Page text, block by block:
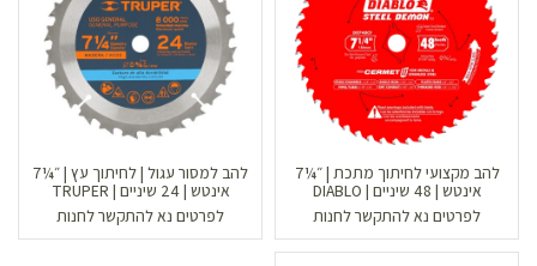
להב מקצועי לחיתוך מתכת | ״¼7
אינטש | 48 שיניים | DIABLO
לפרטים נא להתקשר לחנות
להב למסור עגול | לחיתוך עץ | ״¼7
אינטש | 24 שיניים | TRUPER
לפרטים נא להתקשר לחנות